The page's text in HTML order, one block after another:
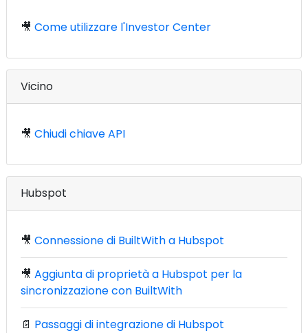
🎥 Come utilizzare l'Investor Center
Vicino
🎥 Chiudi chiave API
Hubspot
🎥 Connessione di BuiltWith a Hubspot
🎥 Aggiunta di proprietà a Hubspot per la
sincronizzazione con BuiltWith
📄 Passaggi di integrazione di Hubspot